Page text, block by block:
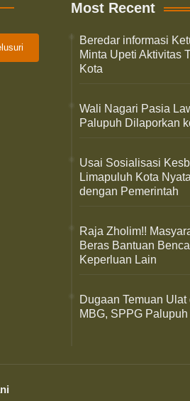
Most Recent
Beredar informasi
Minta Upeti Aktivitas
Kota
Wali Nagari Pasia
Palupuh Dilaporkan
Usai Sosialisasi
Limapuluh Kota
dengan Pemerintah
Raja Zholim!!
Beras Bantuan
Keperluan Lain
Dugaan Temuan
MBG, SPPG